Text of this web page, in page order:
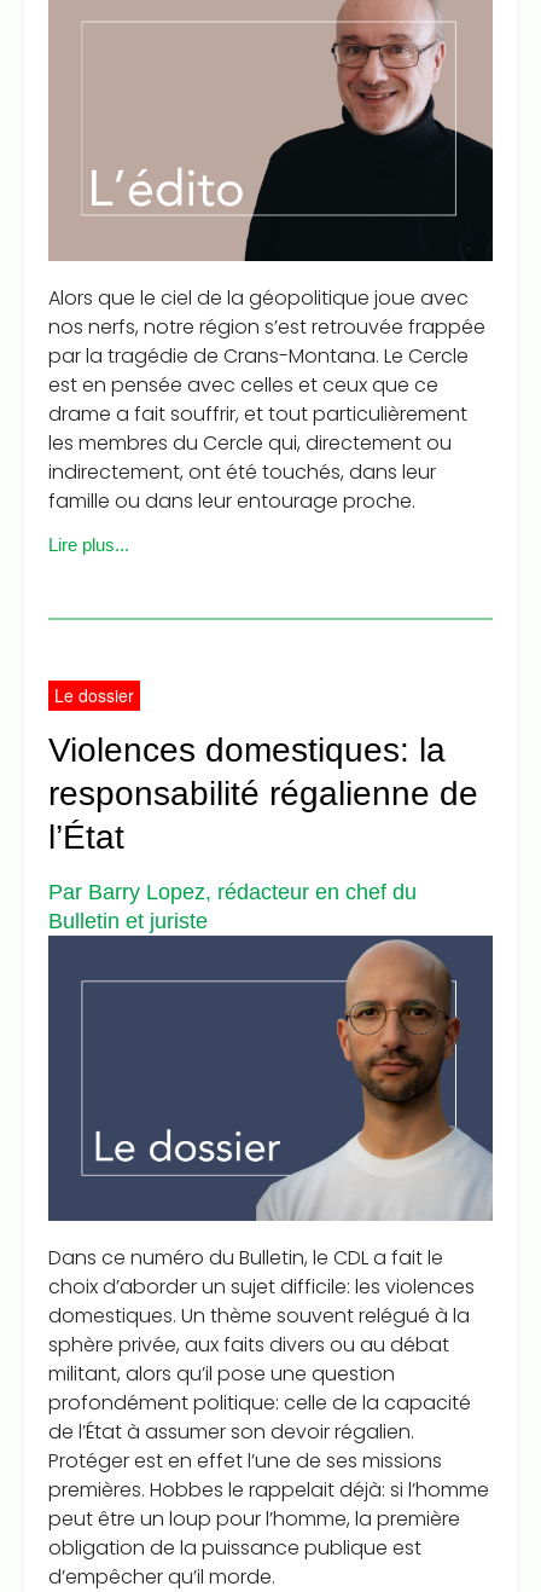
Alors que le ciel de la géopolitique joue avec
nos nerfs, notre région s’est retrouvée frappée
par la tragédie de Crans-Montana. Le Cercle
est en pensée avec celles et ceux que ce
drame a fait souffrir, et tout particulièrement
les membres du Cercle qui, directement ou
indirectement, ont été touchés, dans leur
famille ou dans leur entourage proche.
Lire plus...
Le dossier
Violences domestiques: la
responsabilité régalienne de
l’État
Par Barry Lopez, rédacteur en chef du
Bulletin et juriste
Dans ce numéro du Bulletin, le CDL a fait le
choix d’aborder un sujet difficile: les violences
domestiques. Un thème souvent relégué à la
sphère privée, aux faits divers ou au débat
militant, alors qu’il pose une question
profondément politique: celle de la capacité
de l’État à assumer son devoir régalien.
Protéger est en effet l’une de ses missions
premières. Hobbes le rappelait déjà: si l’homme
peut être un loup pour l’homme, la première
obligation de la puissance publique est
d’empêcher qu’il morde.